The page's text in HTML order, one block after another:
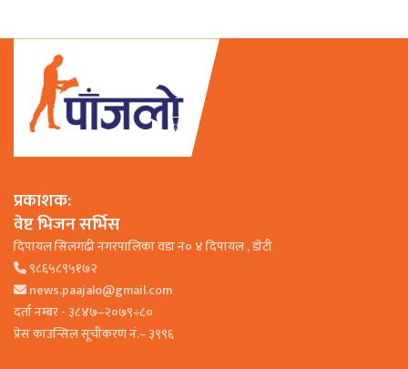
प्रकाशक:
वेष्ट भिजन सर्भिस
दिपायल सिलगढी नगरपालिका वडा न० ४ दिपायल , डाेटी
९८६५८९५१७२
news.paajalo@gmail.com
दर्ता नम्बर - ३८४७–२०७९÷८०
प्रेस काउन्सिल सूचीकरण नं.– ३९९६